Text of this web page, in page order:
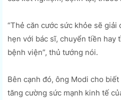
“Thẻ căn cước sức khỏe sẽ
hẹn với bác sĩ, chuyển tiền hay
bệnh viện”, thủ tướng nói.
Bên cạnh đó, ông Modi cho
tăng cường sức mạnh kinh tế